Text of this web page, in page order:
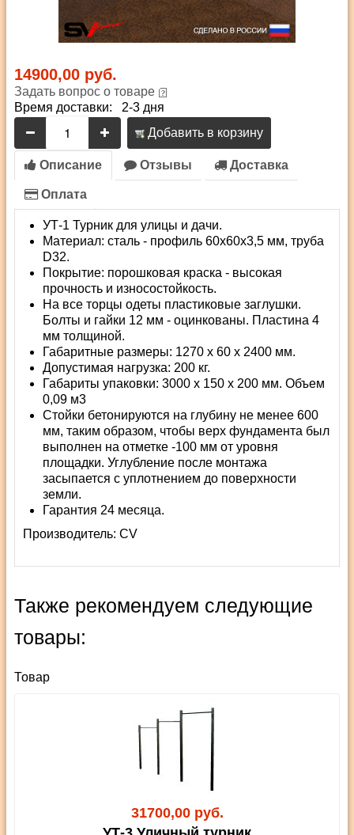
14900,00 руб.
Задать вопрос о товаре
Время доставки: 2-3 дня
Добавить в корзину
Описание Отзывы Доставка
Оплата
УТ-1 Турник для улицы и дачи.
Материал: сталь - профиль 60х60х3,5 мм, труба
D32.
Покрытие: порошковая краска - высокая
прочность и износостойкость.
На все торцы одеты пластиковые заглушки.
Болты и гайки 12 мм - оцинкованы. Пластина 4
мм толщиной.
Габаритные размеры: 1270 х 60 х 2400 мм.
Допустимая нагрузка: 200 кг.
Габариты упаковки: 3000 х 150 х 200 мм. Объем
0,09 м3
Стойки бетонируются на глубину не менее 600
мм, таким образом, чтобы верх фундамента был
выполнен на отметке -100 мм от уровня
площадки. Углубление после монтажа
засыпается с уплотнением до поверхности
земли.
Гарантия 24 месяца.
Производитель: СV
Также рекомендуем следующие
товары:
Товар
31700,00 руб.